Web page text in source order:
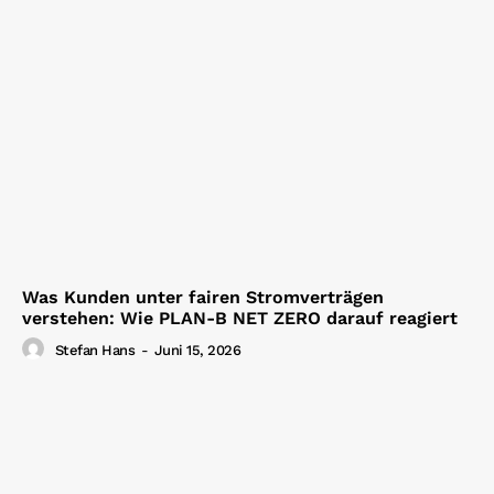
Was Kunden unter fairen Stromverträgen
verstehen: Wie PLAN-B NET ZERO darauf reagiert
Stefan Hans - Juni 15, 2026